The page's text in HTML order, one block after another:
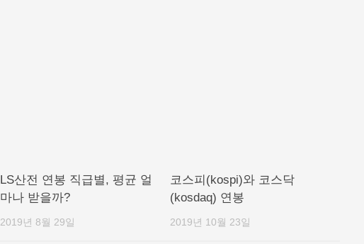
LS산전 연봉 직급별, 평균 얼
마나 받을까?
2019년 8월 29일
코스피(kospi)와 코스닥
(kosdaq) 연봉
2019년 10월 23일